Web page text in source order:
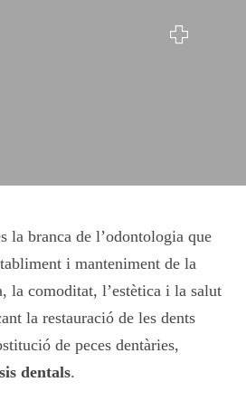
la branca de l’odontologia que
i manteniment de la
la comoditat, l’estètica i la salut
la restauració de les dents
de peces dentàries,
dentals.